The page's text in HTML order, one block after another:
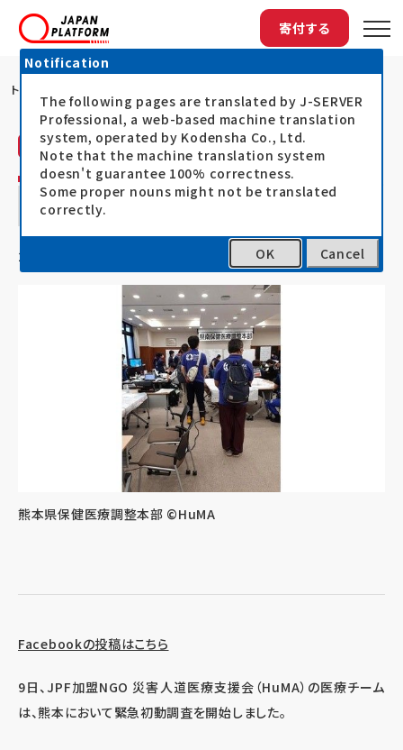
寄付する
トップ
活動レポート 災害人道医療支援会（HuMA）
HuMAによる「令和2年7月豪雨」緊急初動
調査①
20.07.10 2020年7月豪雨災害支援（令和2年7月豪雨）
熊本県保健医療調整本部 ©HuMA
Facebookの投稿はこちら
9日、JPF加盟NGO 災害人道医療支援会（HuMA）の医療チーム
は、熊本において緊急初動調査を開始しました。
Notification
The following pages are translated by J-SERVER
Professional, a web-based machine translation
system, operated by Kodensha Co., Ltd.
Note that the machine translation system
doesn't guarantee 100% correctness.
Some proper nouns might not be translated
correctly.
OK Cancel